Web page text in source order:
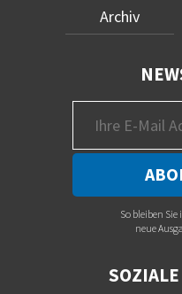
Archiv
So bleiben
neue